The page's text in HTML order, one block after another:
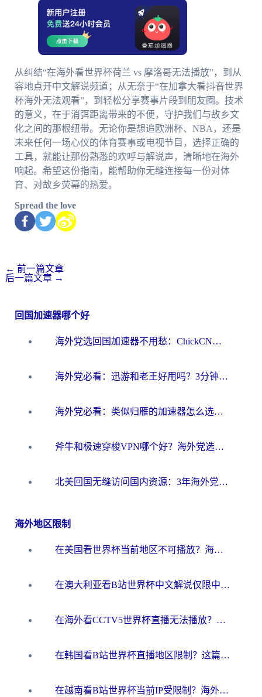
从纠结“在海外看世界杯荷兰 vs 摩洛哥无法播放”，到从
容地点开中文解说频道；从无奈于“在加拿大看抖音世界
杯海外无法观看”，到轻松分享赛事片段到朋友圈。技术
的意义，在于消弭距离带来的不便，守护我们与故乡文
化之间的那根纽带。无论你是想追欧洲杯、NBA，还是
未来任何一场心仪的体育赛事或电视节目，选择正确的
工具，就能让那份熟悉的欢呼与解说声，清晰地在海外
响起。希望这份指南，能帮助你无缝连接每一份对体
育、对故乡荧幕的热爱。
Spread the love
← 前一篇文章
后一篇文章 →
回国加速器哪个好
海外党选回国加速器不用愁：ChickCN和洞见哪个好？一篇搞定所有疑问
海外党必看：迅游和老王好用吗？3分钟选对加速国内网络的加速器
海外党必看：类似归雁的加速器怎么选？一篇搞定无缝访问国内资源
斧牛和极速穿梭VPN哪个好？海外党选回国加速器必看的真实对比与避坑指南
北美回国无缝访问国内资源：3年海外党亲测的加速器选择指南
海外地区限制
在美国看世界杯当前地区不可播放？海外党体育观赛终极指南来了！
在澳大利亚看B站世界杯中文解说仅限中国大陆？这篇指南帮你打破限制看遍赛事
在海外看CCTV5世界杯直播无法播放？这篇指南让你和国内球迷同步呐喊
在韩国看B站世界杯直播地区限制？这篇指南让你告别“当前地区不可播放”
在越南看B站世界杯当前IP受限制？海外党体育观赛终极指南来了